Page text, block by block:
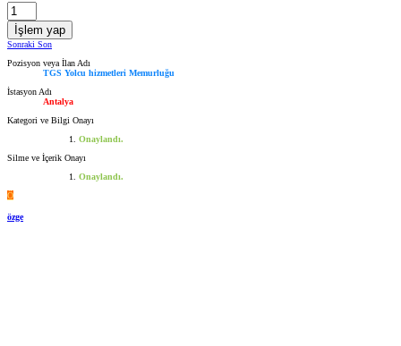
İşlem yap
Sonraki Son
Pozisyon veya İlan Adı
TGS Yolcu hizmetleri Memurluğu
İstasyon Adı
Antalya
Kategori ve Bilgi Onayı
Onaylandı.
Silme ve İçerik Onayı
Onaylandı.
Ö
özge